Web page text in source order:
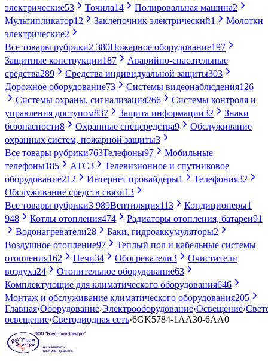
электрические53 Точила14 Полировальная машина2
Мультипликатор12 Заклепочник электрический1
Молотки
электрические2
Все товары рубрики2 380Пожарное оборудование197
Защитные конструкции187
Аварийно-спасательные
средства289 Средства индивидуальной защиты303
Дорожное оборудование73 Системы видеонаблюдения126
Системы охраны, сигнализация266
Системы контроля и
управления доступом837 Защита информации32
Знаки
безопасности8 Охранные спецсредства9
Обслуживание
охранных систем, пожарной защиты3
Все товары рубрики763Телефоны97
Мобильные
телефоны185 АТС3
Телевизионное и спутниковое
оборудование212 Интернет провайдеры1 Телефония32
Обслуживание средств связи13
Все товары рубрики3 989Вентиляция113 Кондиционеры1
948
Котлы отопления474 Радиаторы отопления, батареи91
Водонагреватели28 Баки, гидроаккумуляторы2
Воздушное отопление97
Теплый пол и кабельные системы
отопления162 Печи34 Обогреватели3
Очистители
воздуха24 Отопительное оборудование63
Комплектующие для климатического оборудования646
Монтаж и обслуживание климатического оборудования205
Главная›Оборудование›Электрооборудование›Освещение›
освещение›Светодиодная сеть›6GK5784-1AA30-6AA0